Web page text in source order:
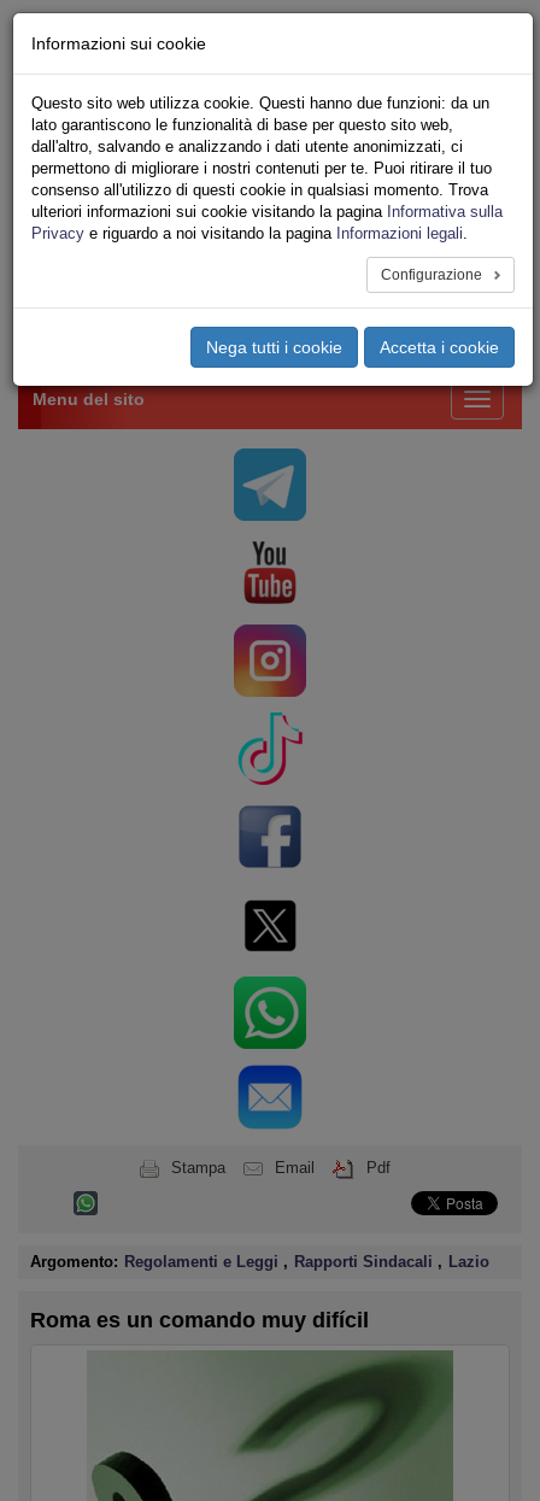
Iscriviti Online
Ricerca
Area Stampa
Privacy
VV.F.
UNIONE SINDACALE DI BASE SETTORE VIGILI
Toggle
Menu del sito
Stampa Email Pdf
Argomento: Regolamenti e Leggi , Rapporti Sindacali , Lazio
Roma es un comando muy difícil
Informazioni sui cookie
Questo sito web utilizza cookie. Questi hanno due funzioni: da un
lato garantiscono le funzionalità di base per questo sito web,
dall'altro, salvando e analizzando i dati utente anonimizzati, ci
permettono di migliorare i nostri contenuti per te. Puoi ritirare il tuo
consenso all'utilizzo di questi cookie in qualsiasi momento. Trova
ulteriori informazioni sui cookie visitando la pagina Informativa sulla
Privacy e riguardo a noi visitando la pagina Informazioni legali.
Configurazione
Nega tutti i cookie Accetta i cookie